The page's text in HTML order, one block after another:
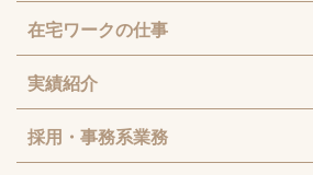
在宅ワークの仕事
実績紹介
採用・事務系業務